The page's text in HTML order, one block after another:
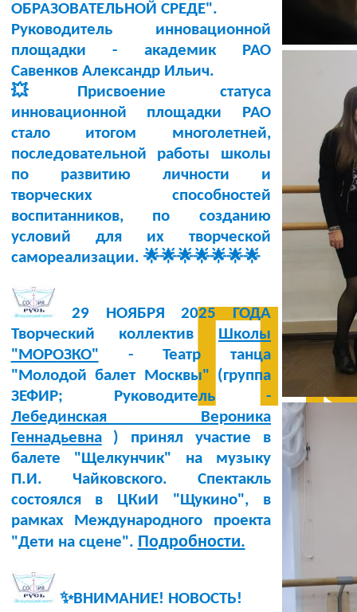
ОБРАЗОВАТЕЛЬНОЙ СРЕДЕ".
Руководитель инновационной
площадки - академик РАО
Савенков Александр Ильич.
💥Присвоение статуса
инновационной площадки РАО
стало итогом многолетней,
последовательной работы школы
по развитию личности и
творческих способностей
воспитанников, по созданию
условий для их творческой
самореализации. 🌟🌟🌟🌟🌟🌟🌟
29 НОЯБРЯ 2025 ГОДА
Творческий коллектив Школы
"МОРОЗКО" - Театр танца
"Молодой балет Москвы" (группа
ЗЕФИР; Руководитель -
Лебединская Вероника
Геннадьевна) принял участие в
балете "Щелкунчик" на музыку
П.И. Чайковского. Спектакль
состоялся в ЦКиИ "Щукино", в
рамках Международного проекта
"Дети на сцене". Подробности.
✨ВНИМАНИЕ! НОВОСТЬ!